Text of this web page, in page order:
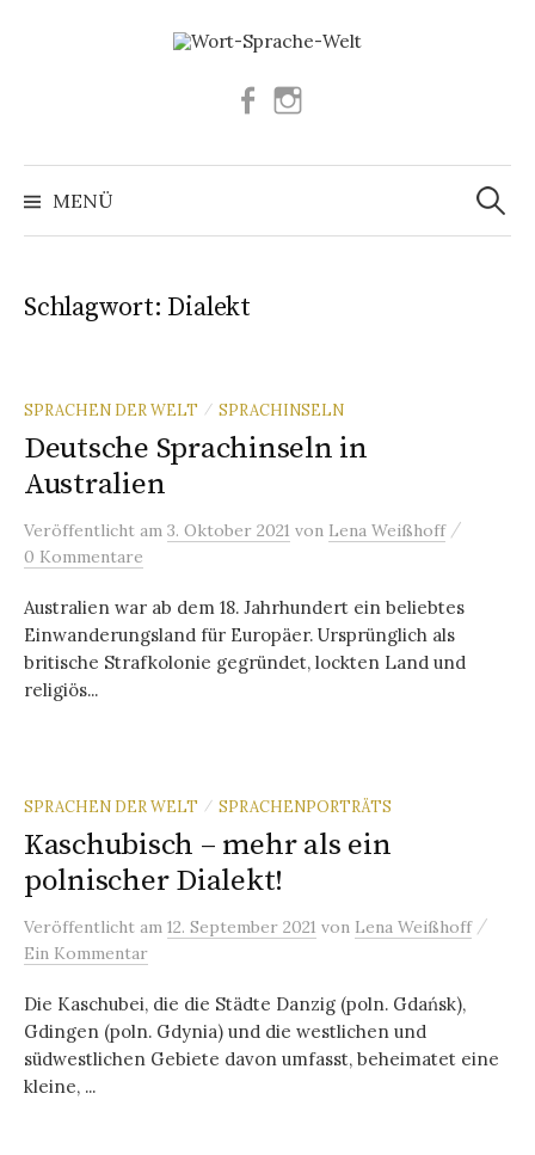
Facebook
MENÜ
Suchen
nach:
Schlagwort: Dialekt
SPRACHEN DER WELT / SPRACHINSELN
Deutsche Sprachinseln in
Australien
Veröffentlicht am 3. Oktober 2021 von Lena Weißhoff /
0 Kommentare
Australien war ab dem 18. Jahrhundert ein beliebtes
Einwanderungsland für Europäer. Ursprünglich als
britische Strafkolonie gegründet, lockten Land und
religiös...
SPRACHEN DER WELT / SPRACHENPORTRÄTS
Kaschubisch – mehr als ein
polnischer Dialekt!
Veröffentlicht am 12. September 2021 von Lena Weißhoff /
Ein Kommentar
Die Kaschubei, die die Städte Danzig (poln. Gdańsk),
Gdingen (poln. Gdynia) und die westlichen und
südwestlichen Gebiete davon umfasst, beheimatet eine
kleine, ...